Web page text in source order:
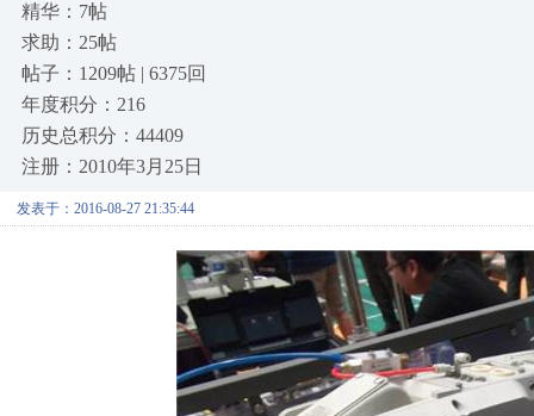
精华：7帖
求助：25帖
帖子：1209帖 | 6375回
年度积分：216
历史总积分：44409
注册：2010年3月25日
发表于：2016-08-27 21:35:44